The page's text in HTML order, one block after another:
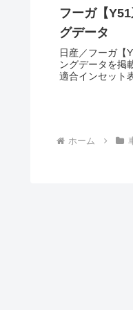
フーガ【
グデータ
日産／フーガ【
ングデータを掲
適合インセット
ホーム